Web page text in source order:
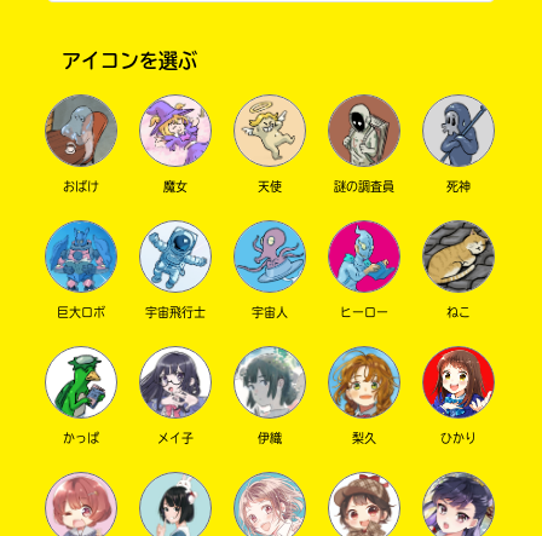
キーワードから探す
オフィシャルアカウント
SNSでシェアする
2022.06.25 人気 !! わかる
アイコンを選ぶ
おばけ 魔女 天使 謎の調査員 死神
巨大ロボ 宇宙飛行士 宇宙人 ヒーロー ねこ
かっぱ メイ子 伊織 梨久 ひかり